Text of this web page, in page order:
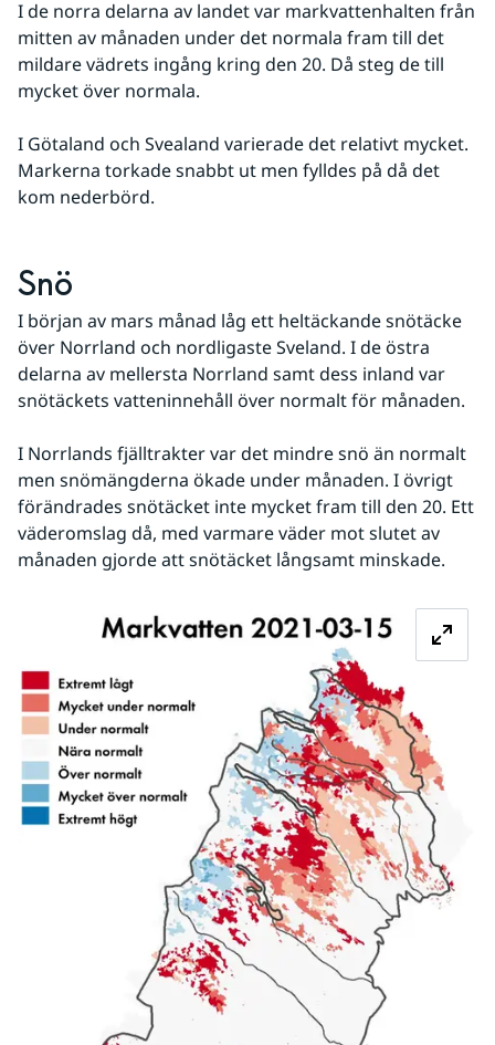
I de norra delarna av landet var markvattenhalten från
mitten av månaden under det normala fram till det
mildare vädrets ingång kring den 20. Då steg de till
mycket över normala.
I Götaland och Svealand varierade det relativt mycket.
Markerna torkade snabbt ut men fylldes på då det
kom nederbörd.
Snö
I början av mars månad låg ett heltäckande snötäcke
över Norrland och nordligaste Sveland. I de östra
delarna av mellersta Norrland samt dess inland var
snötäckets vatteninnehåll över normalt för månaden.
I Norrlands fjälltrakter var det mindre snö än normalt
men snömängderna ökade under månaden. I övrigt
förändrades snötäcket inte mycket fram till den 20. Ett
väderomslag då, med varmare väder mot slutet av
månaden gjorde att snötäcket långsamt minskade.